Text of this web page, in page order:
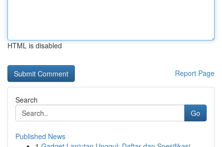
HTML is disabled
Report Page
Search
Go
Published News